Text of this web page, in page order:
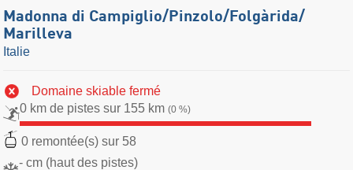
Madonna di Campiglio/​Pinzolo/​Folgàrida/​
Marilleva
Italie
Domaine skiable fermé
0 km de pistes sur 155 km (0 %)
0 remontée(s) sur 58
- cm (haut des pistes)